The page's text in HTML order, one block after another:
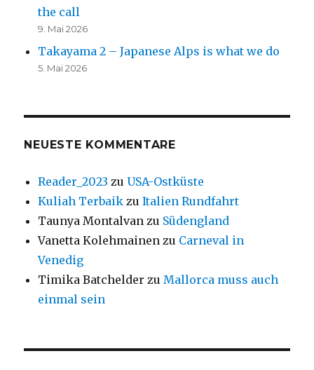
the call
9. Mai 2026
Takayama 2 – Japanese Alps is what we do
5. Mai 2026
NEUESTE KOMMENTARE
Reader_2023 zuUSA-Ostküste
Kuliah Terbaik zuItalien Rundfahrt
Taunya Montalvan zu Südengland
Vanetta Kolehmainen zu Carneval in
Venedig
Timika Batchelder zu Mallorca muss auch
einmal sein